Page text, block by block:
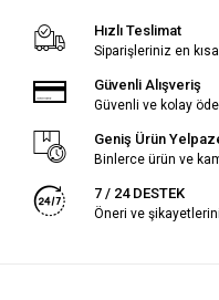
Hızlı Teslimat
Siparişleriniz en
Güvenli Alışveriş
Güvenli ve kolay
Geniş Ürün
Binlerce ürün ve
7 / 24 DESTEK
Öneri ve